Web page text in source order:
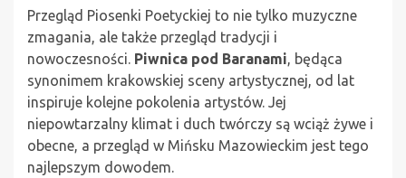
Przegląd Piosenki Poetyckiej to nie tylko muzyczne
zmagania, ale także przegląd tradycji i
nowoczesności. Piwnica pod Baranami, będąca
synonimem krakowskiej sceny artystycznej, od lat
inspiruje kolejne pokolenia artystów. Jej
niepowtarzalny klimat i duch twórczy są wciąż żywe i
obecne, a przegląd w Mińsku Mazowieckim jest tego
najlepszym dowodem.